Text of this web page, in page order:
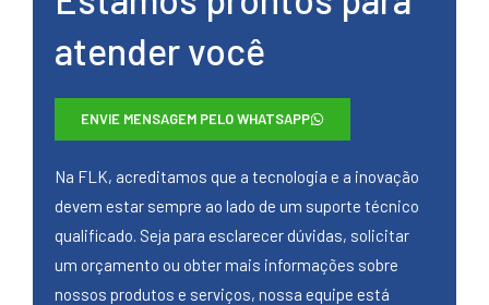
atender você
ENVIE MENSAGEM PELO WHATSAPP
Na FLK, acreditamos que a tecnologia e a inovação
devem estar sempre ao lado de um suporte técnico
qualificado. Seja para esclarecer dúvidas, solicitar
um orçamento ou obter mais informações sobre
nossos produtos e serviços, nossa equipe está